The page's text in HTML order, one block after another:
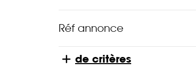
Réf annonce
de critères